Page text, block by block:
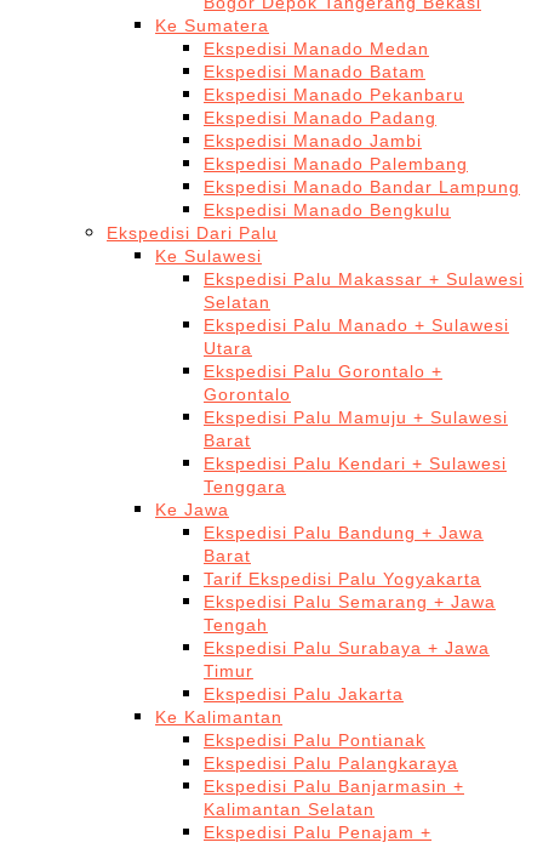
Ke Sumatera
Ekspedisi Manado Medan
Ekspedisi Manado Batam
Ekspedisi Manado Pekanbaru
Ekspedisi Manado Padang
Ekspedisi Manado Jambi
Ekspedisi Manado Palembang
Ekspedisi Manado Bandar Lampung
Ekspedisi Manado Bengkulu
Ekspedisi Dari Palu
Ke Sulawesi
Ekspedisi Palu Makassar + Sulawesi
Selatan
Ekspedisi Palu Manado + Sulawesi
Utara
Ekspedisi Palu Gorontalo +
Gorontalo
Ekspedisi Palu Mamuju + Sulawesi
Barat
Ekspedisi Palu Kendari + Sulawesi
Tenggara
Ke Jawa
Ekspedisi Palu Bandung + Jawa
Barat
Tarif Ekspedisi Palu Yogyakarta
Ekspedisi Palu Semarang + Jawa
Tengah
Ekspedisi Palu Surabaya + Jawa
Timur
Ekspedisi Palu Jakarta
Ke Kalimantan
Ekspedisi Palu Pontianak
Ekspedisi Palu Palangkaraya
Ekspedisi Palu Banjarmasin +
Kalimantan Selatan
Ekspedisi Palu Penajam +